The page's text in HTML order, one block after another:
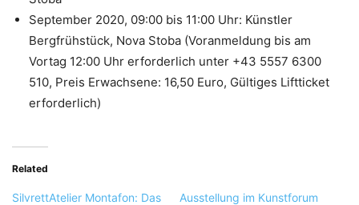
September 2020, 09:00 bis 11:00 Uhr: Künstler
Bergfrühstück, Nova Stoba (Voranmeldung bis am
Vortag 12:00 Uhr erforderlich unter +43 5557 6300
510, Preis Erwachsene: 16,50 Euro, Gültiges Liftticket
erforderlich)
Related
SilvrettAtelier Montafon: Das
Ausstellung im Kunstforum